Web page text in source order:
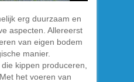
erg duurzaam en
aspecten. Allereerst
van eigen bodem
manier.
kippen produceren,
het voeren van